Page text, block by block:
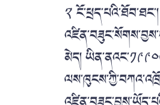
༢
མེད།